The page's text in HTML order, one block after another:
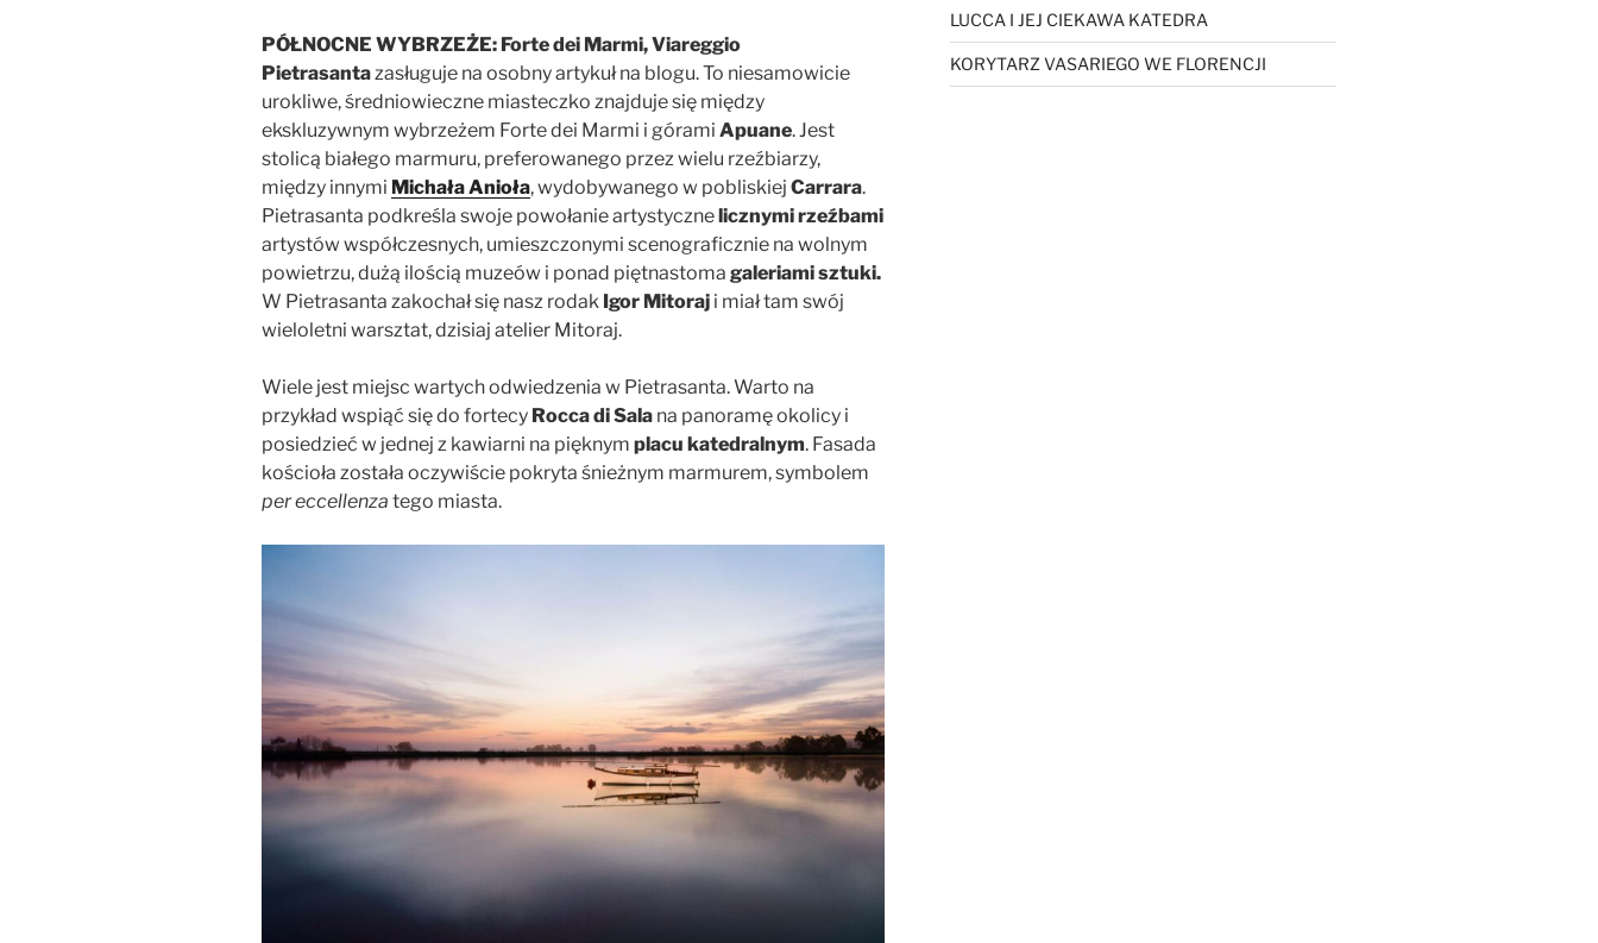
PÓŁNOCNE WYBRZEŻE: Forte dei Marmi, Viareggio
Pietrasanta zasługuje na osobny artykuł na blogu. To niesamowicie
urokliwe, średniowieczne miasteczko znajduje się między
ekskluzywnym wybrzeżem Forte dei Marmi i górami Apuane. Jest
stolicą białego marmuru, preferowanego przez wielu rzeźbiarzy,
między innymi Michała Anioła, wydobywanego w pobliskiej Carrara.
Pietrasanta podkreśla swoje powołanie artystycznelicznymi rzeźbami
artystów współczesnych, umieszczonymi scenograficznie na wolnym
powietrzu, dużą ilością muzeów i ponad piętnastoma galeriami sztuki.
W Pietrasanta zakochał się nasz rodak Igor Mitoraj i miał tam swój
wieloletni warsztat, dzisiaj atelier Mitoraj.
Wiele jest miejsc wartych odwiedzenia w Pietrasanta. Warto na
przykład wspiąć się do fortecy Rocca di Sala na panoramę okolicy i
posiedzieć w jednej z kawiarni na pięknym placu katedralnym. Fasada
kościoła została oczywiście pokryta śnieżnym marmurem, symbolem
per eccellenza tego miasta.
LUCCA I JEJ CIEKAWA KATEDRA
KORYTARZ VASARIEGO WE FLORENCJI